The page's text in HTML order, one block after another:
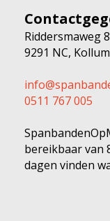
Riddersmaweg 8
9291 NC, Kollum
0511 767 005
bereikbaar van
dagen vinden